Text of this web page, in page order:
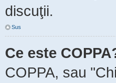
discuţii.
Sus
Ce este
COPPA, sau